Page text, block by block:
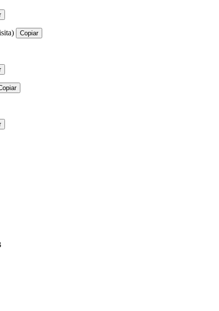
Copiar